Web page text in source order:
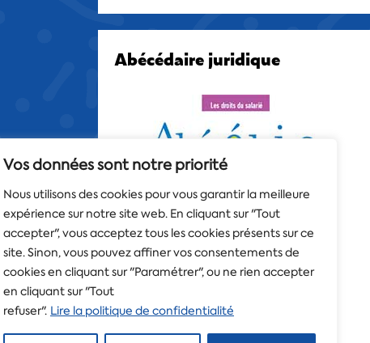
Vos données sont notre priorité
Nous utilisons des cookies pour vous garantir la meilleure
expérience sur notre site web. En cliquant sur "Tout
accepter", vous acceptez tous les cookies présents sur ce
site. Sinon, vous pouvez affiner vos consentements de
cookies en cliquant sur "Paramétrer", ou ne rien accepter
en cliquant sur "Tout
refuser". Lire la politique de confidentialité
Abécédaire juridique